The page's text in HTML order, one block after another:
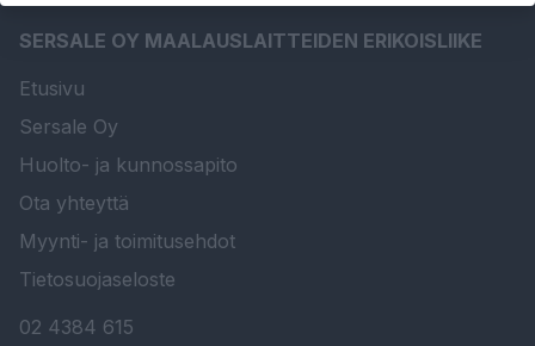
SERSALE OY MAALAUSLAITTEIDEN ERIKOISLIIKE
Etusivu
Sersale Oy
Huolto- ja kunnossapito
Ota yhteyttä
Myynti- ja toimitusehdot
Tietosuojaseloste
02 4384 615